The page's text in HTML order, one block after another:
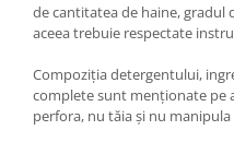
de cantitatea de haine, gradul
aceea trebuie respectate
Compoziția detergentului,
complete sunt menționate pe
perfora, nu tăia și nu